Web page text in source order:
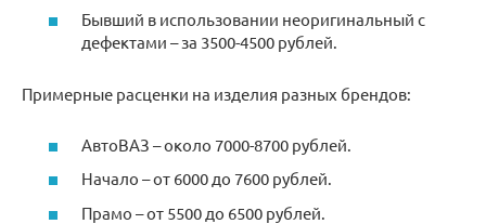
Бывший в использовании неоригинальный с
дефектами – за 3500-4500 рублей.
Примерные расценки на изделия разных брендов:
АвтоВАЗ – около 7000-8700 рублей.
Начало – от 6000 до 7600 рублей.
Прамо – от 5500 до 6500 рублей.